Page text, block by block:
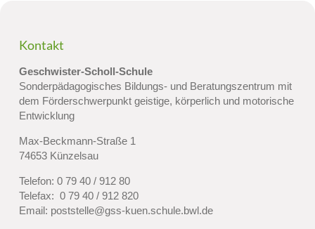
Kontakt
Geschwister-Scholl-Schule
Sonderpädagogisches Bildungs- und Beratungszentrum mit
dem Förderschwerpunkt geistige, körperlich und motorische
Entwicklung
Max-Beckmann-Straße 1
74653 Künzelsau
Telefon: 0 79 40 / 912 80
Telefax: 0 79 40 / 912 820
Email: poststelle@gss-kuen.schule.bwl.de